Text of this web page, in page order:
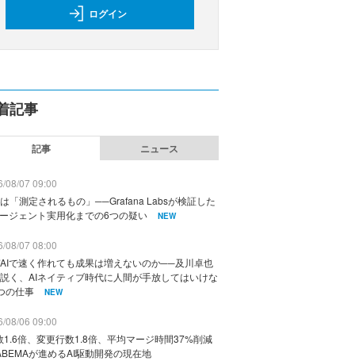
ログイン
記事
記事 ニュース
08/07 09:00
「測定されるもの」──Grafana Labsが検証した
ジェント実用化までの6つの疑い
NEW
08/07 08:00
で速く作れても成果は増えないのか──及川卓也
く、AIネイティブ時代に人間が手放してはいけな
の仕事
NEW
08/06 09:00
1.6倍、変更行数1.8倍、平均マージ時間37%削減
が進めるAI駆動開発の現在地